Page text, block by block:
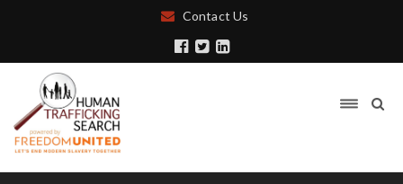
Contact Us